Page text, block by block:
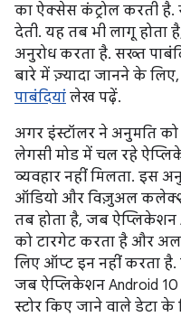
का ऐक्सेस कंट्रोल करती है.
देती. यह तब भी लागू
अनुरोध करता है. सख्त
बारे में ज़्यादा जानने के लिए,
पाबंदियां लेख पढ़ें.
अगर इंस्टॉलर ने अनुमति को
लेगसी मोड में चल रहे
व्यवहार नहीं मिलता. इस
ऑडियो और विज़ुअल
तब होता है, जब ऐप्लिकेशन
को टारगेट करता है और
लिए ऑप्ट इन नहीं करता है.
जब ऐप्लिकेशन Android
स्टोर किए जाने वाले डेटा